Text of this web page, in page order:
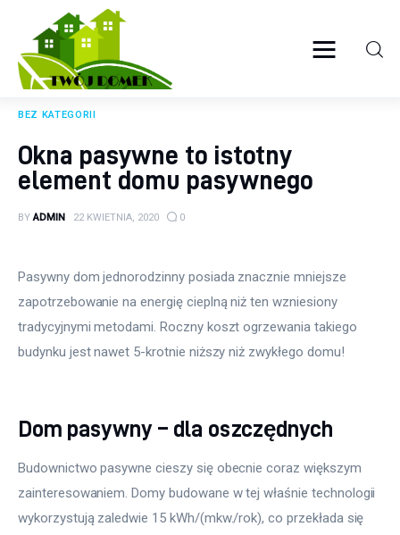
Twój domek
TWOJE ŻYCIE
Ogród
Kuchnia
Salon
Budowa
BEZ KATEGORII
Okna pasywne to istotny
element domu pasywnego
BY ADMIN 22 KWIETNIA, 2020 0
Pasywny dom jednorodzinny posiada znacznie mniejsze
zapotrzebowanie na energię cieplną niż ten wzniesiony
tradycyjnymi metodami. Roczny koszt ogrzewania takiego
budynku jest nawet 5-krotnie niższy niż zwykłego domu!
Dom pasywny – dla oszczędnych
Budownictwo pasywne cieszy się obecnie coraz większym
zainteresowaniem. Domy budowane w tej właśnie technologii
wykorzystują zaledwie 15 kWh/(mkw./rok), co przekłada się